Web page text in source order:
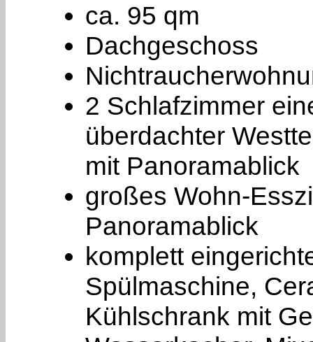
ca. 95 qm
Dachgeschoss
2 Schlafzimmer
überdachter
mit Panoramablick
großes Wohn-
Panoramablick
komplett
Spülmaschine,
Kühlschrank mit